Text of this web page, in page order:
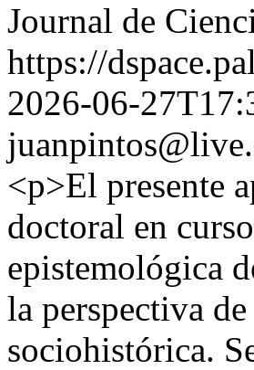
Journal de
https://
2026-06-
<p>El presente
doctoral en
epistemológica
la perspectiva
sociohistórica.